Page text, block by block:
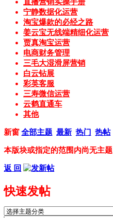
宁静数据化运营
淘宝爆款的必经之路
姜云宝无线端精细化运营
贾真淘宝运营
电商财务管理
三毛大湿滑屏营销
白云钻展
彩英客服
三寿微信运营
云鹤直通车
其他
新窗 全部主题 最新 热门 热帖
本版块或指定的范围内尚无主题
返 回
快速发帖